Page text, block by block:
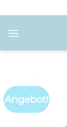
to
content
Angebot!